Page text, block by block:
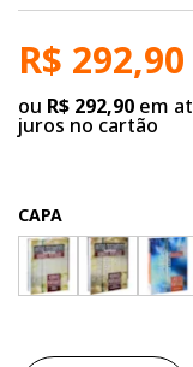
R$ 292,90
ou R$ 292,90 em
juros no cartão
CAPA